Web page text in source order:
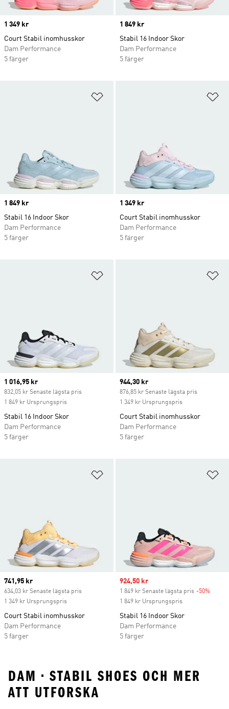
Price
1 349 kr
Court Stabil inomhusskor
Dam Performance
5 färger
Price
1 849 kr
Stabil 16 Indoor Skor
Dam Performance
5 färger
Price
1 849 kr
Stabil 16 Indoor Skor
Dam Performance
5 färger
Price
1 349 kr
Court Stabil inomhusskor
Dam Performance
5 färger
Current price
1 016,95 kr
832,05 kr Senaste lägsta pris
1 849 kr Ursprungspris
Stabil 16 Indoor Skor
Dam Performance
5 färger
Current price
944,30 kr
876,85 kr Senaste lägsta pris
1 349 kr Ursprungspris
Court Stabil inomhusskor
Dam Performance
5 färger
Current price
741,95 kr
634,03 kr Senaste lägsta pris
1 349 kr Ursprungspris
Court Stabil inomhusskor
Dam Performance
5 färger
Sale price
924,50 kr
1 849 kr Senaste lägsta pris -50%
1 849 kr Ursprungspris
Stabil 16 Indoor Skor
Dam Performance
5 färger
DAM • STABIL SHOES OCH MER
ATT UTFORSKA